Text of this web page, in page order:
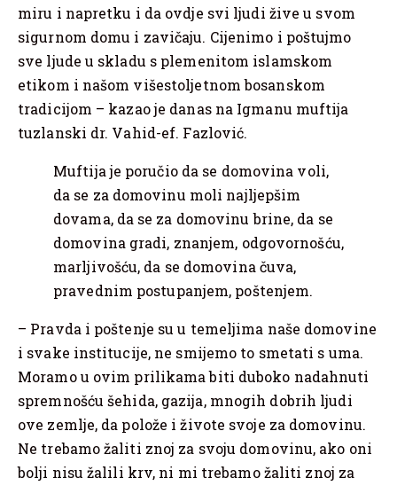
miru i napretku i da ovdje svi ljudi žive u svom
sigurnom domu i zavičaju. Cijenimo i poštujmo
sve ljude u skladu s plemenitom islamskom
etikom i našom višestoljetnom bosanskom
tradicijom – kazao je danas na Igmanu muftija
tuzlanski dr. Vahid-ef. Fazlović.
Muftija je poručio da se domovina voli,
da se za domovinu moli najljepšim
dovama, da se za domovinu brine, da se
domovina gradi, znanjem, odgovornošću,
marljivošću, da se domovina čuva,
pravednim postupanjem, poštenjem.
– Pravda i poštenje su u temeljima naše domovine
i svake institucije, ne smijemo to smetati s uma.
Moramo u ovim prilikama biti duboko nadahnuti
spremnošću šehida, gazija, mnogih dobrih ljudi
ove zemlje, da polože i živote svoje za domovinu.
Ne trebamo žaliti znoj za svoju domovinu, ako oni
bolji nisu žalili krv, ni mi trebamo žaliti znoj za